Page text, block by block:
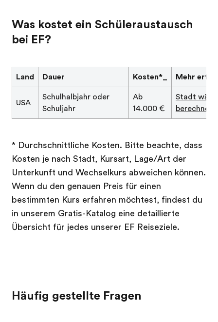
Was kostet ein Schüleraustausch
bei EF?
Land Dauer Kosten*_ Mehr
USA
Schulhalbjahr oder
Schuljahr
Ab
14.000 €
Stadt
berechnen
* Durchschnittliche Kosten. Bitte beachte, dass
Kosten je nach Stadt, Kursart, Lage/Art der
Unterkunft und Wechselkurs abweichen können.
Wenn du den genauen Preis für einen
bestimmten Kurs erfahren möchtest, findest du
in unserem Gratis-Katalog eine detaillierte
Übersicht für jedes unserer EF Reiseziele.
Häufig gestellte Fragen